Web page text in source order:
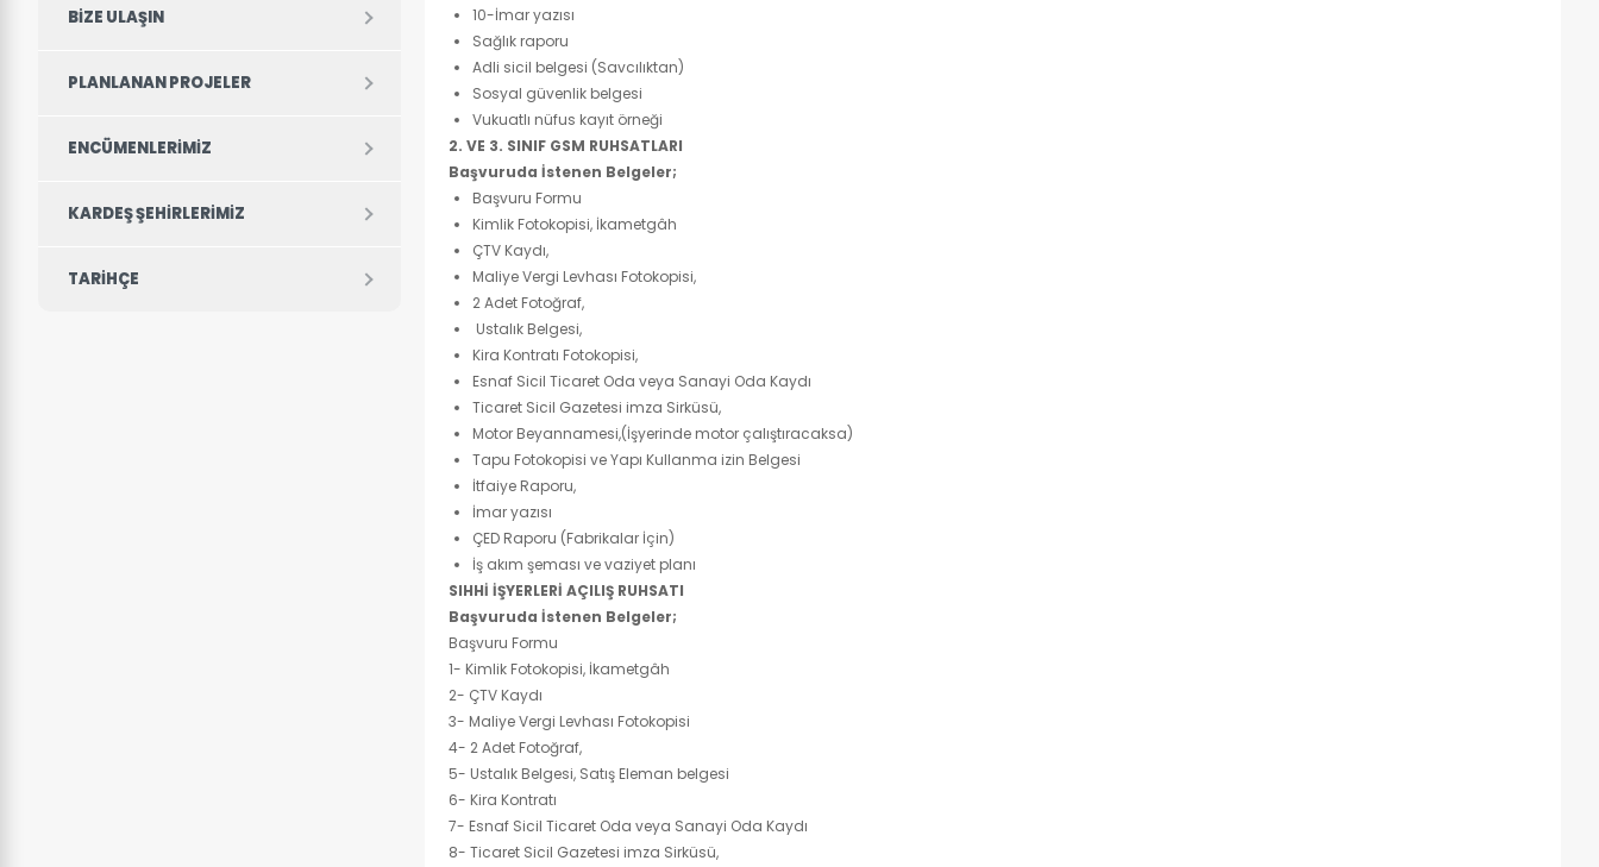
BIZE ULAŞIN
PLANLANAN PROJELER
ENCÜMENLERIMIZ
KARDEŞ ŞEHIRLERIMIZ
TARIHÇE
10-İmar yazısı
Sağlık raporu
Adli sicil belgesi (Savcılıktan)
Sosyal güvenlik belgesi
Vukuatlı nüfus kayıt örneği
2. VE 3. SINIF GSM RUHSATLARI
Başvuruda İstenen Belgeler;
Başvuru Formu
Kimlik Fotokopisi, İkametgâh
ÇTV Kaydı,
Maliye Vergi Levhası Fotokopisi,
2 Adet Fotoğraf,
Ustalık Belgesi,
Kira Kontratı Fotokopisi,
Esnaf Sicil Ticaret Oda veya Sanayi Oda Kaydı
Ticaret Sicil Gazetesi imza Sirküsü,
Motor Beyannamesi,(İşyerinde motor çalıştıracaksa)
Tapu Fotokopisi ve Yapı Kullanma izin Belgesi
İtfaiye Raporu,
İmar yazısı
ÇED Raporu (Fabrikalar İçin)
İş akım şeması ve vaziyet planı
SIHHİ İŞYERLERİ AÇILIŞ RUHSATI
Başvuruda İstenen Belgeler;
Başvuru Formu
1- Kimlik Fotokopisi, İkametgâh
2- ÇTV Kaydı
3- Maliye Vergi Levhası Fotokopisi
4- 2 Adet Fotoğraf,
5- Ustalık Belgesi, Satış Eleman belgesi
6- Kira Kontratı
7- Esnaf Sicil Ticaret Oda veya Sanayi Oda Kaydı
8- Ticaret Sicil Gazetesi imza Sirküsü,